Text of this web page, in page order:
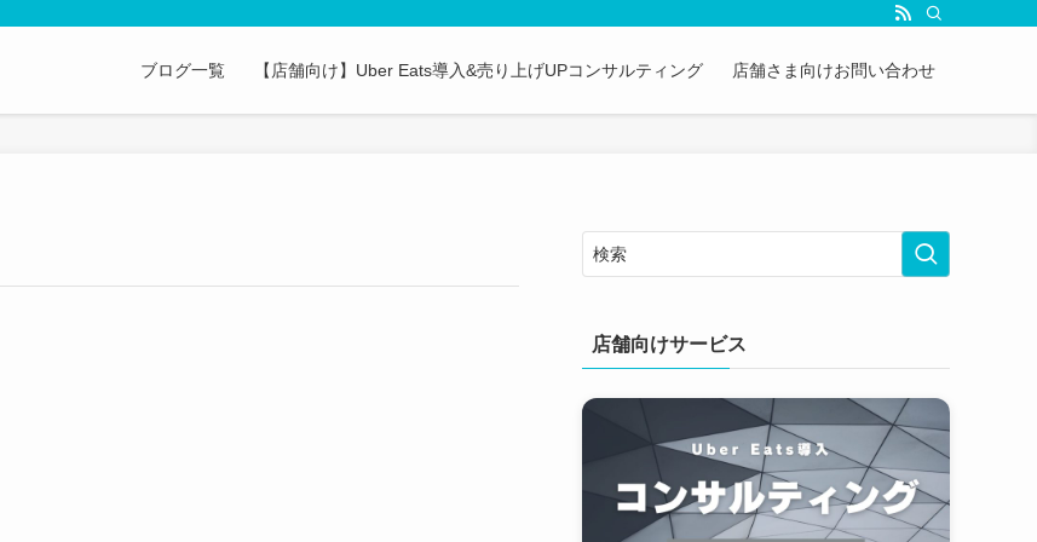
ブログ一覧 【店舗向け】Uber Eats導入&売り上げUPコンサルティング 店舗さま向けお問い合わせ
店舗向けサービス